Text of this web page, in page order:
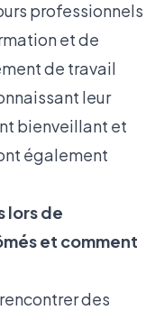
professionnels
et de
de travail
leur
bienveillant et
également
lors de
et comment
des